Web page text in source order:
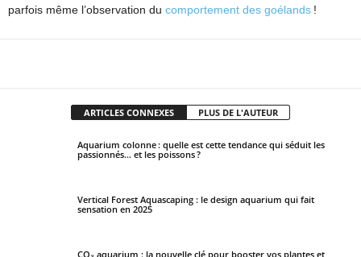
parfois même l’observation du comportement des goélands !
ARTICLES CONNEXES PLUS DE L'AUTEUR
Aquarium colonne : quelle est cette tendance qui séduit les
passionnés… et les poissons ?
Vertical Forest Aquascaping : le design aquarium qui fait
sensation en 2025
CO₂ aquarium : la nouvelle clé pour booster vos plantes et